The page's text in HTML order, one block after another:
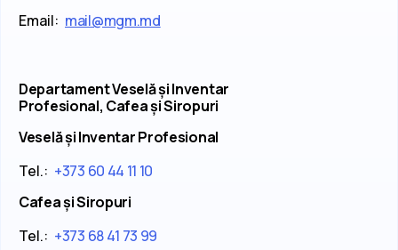
Email: mail@mgm.md
Departament Veselă și Inventar
Profesional, Cafea și Siropuri
Veselă și Inventar Profesional
Tel.: +373 60 44 11 10
Cafea și Siropuri
Tel.: +373 68 41 73 99